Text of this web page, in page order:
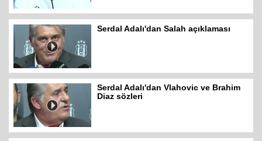
Serdal Adalı'dan Salah açıklaması
Serdal Adalı'dan Vlahovic ve Brahim
Diaz sözleri